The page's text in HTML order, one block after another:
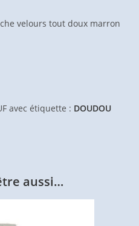
velours tout doux marron
avec étiquette : DOUDOU
aussi…